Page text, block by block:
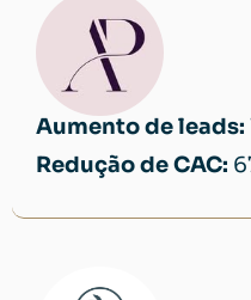
Aumento de leads:
Redução de CAC: